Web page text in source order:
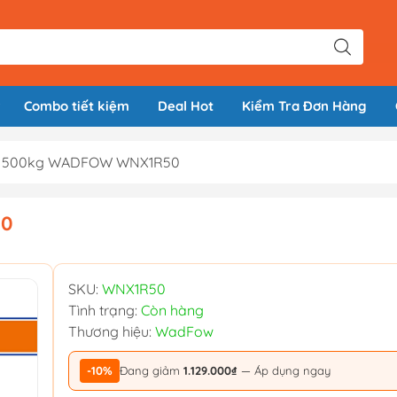
Combo tiết kiệm Deal Hot Kiểm Tra Đơn Hàng
WADFOW WNX1R50
SKU: WNX1R50
Tình trạng: Còn hàng
Thương hiệu: WadFow
-10% Đang giảm 1.129.000₫ — Áp dụng ngay